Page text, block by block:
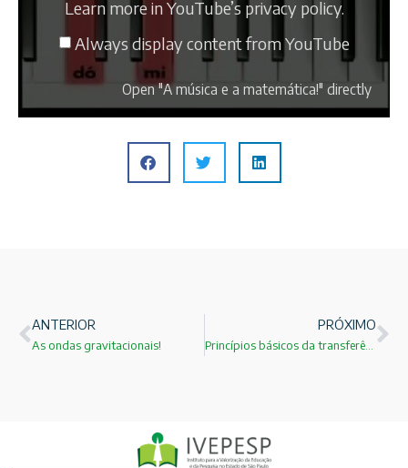
Learn more inYouTube’s privacy policy.
Always display content from YouTube
Open "A música e a matemática!" directly
ANTERIOR
As ondas gravitacionais!
PRÓXIMO
Princípios básicos da transferência de calor:A CONDUÇÃO